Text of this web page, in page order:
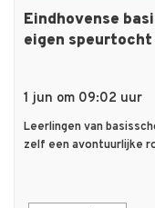
Eindhovense
eigen
1 jun om 09:02 uur
Leerlingen van
zelf een avontuurlijke